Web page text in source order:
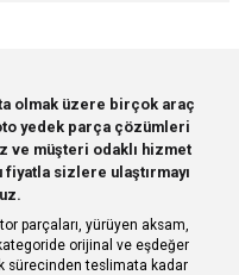
olmak üzere birçok araç
yedek parça çözümleri
ve müşteri odaklı hizmet
fiyatla sizlere ulaştırmayı
parçaları, yürüyen aksam,
orijinal ve eşdeğer
sürecinden teslimata kadar